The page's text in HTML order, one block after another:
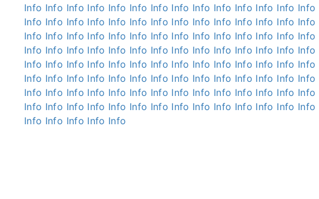
Info Info Info Info Info Info Info Info Info Info Info Info Info Info
Info Info Info Info Info Info Info Info Info Info Info Info Info Info
Info Info Info Info Info Info Info Info Info Info Info Info Info Info
Info Info Info Info Info Info Info Info Info Info Info Info Info Info
Info Info Info Info Info Info Info Info Info Info Info Info Info Info
Info Info Info Info Info Info Info Info Info Info Info Info Info Info
Info Info Info Info Info Info Info Info Info Info Info Info Info Info
Info Info Info Info Info Info Info Info Info Info Info Info Info Info
Info Info Info Info Info